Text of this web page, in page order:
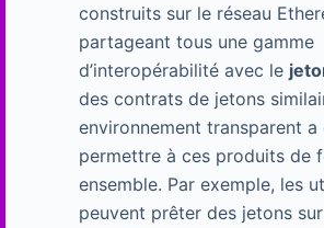
construits sur le réseau
partageant tous une gamme
d’interopérabilité avec le
des contrats de jetons
environnement transparent
permettre à ces produits de
ensemble. Par exemple, les
peuvent prêter des jetons